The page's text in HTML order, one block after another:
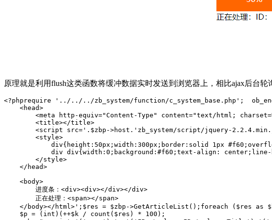
原理就是利用flush这类函数将缓冲数据实时发送到浏览器上，相比ajax后台
<?phprequire '../../../zb_system/function/c_system_base.php';
<head>
<meta http-equiv="Content-Type" content="text/html;
<title></title>
<script src='.$zbp->host.'zb_system/script/jquery-
<style>
div{height:50px;width:300px;border:solid 1px
div div{width:0;background:#f60;text-align: center;line-
</style>
</head>
<body>
进度条：<div><div></div></div>
正在处理：<span></span>
</body></html>';$res = $zbp->GetArticleList();foreach ($res as $k
$p = (int)(++$k / count($res) * 100);